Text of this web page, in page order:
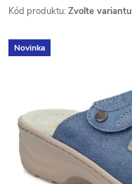
Kód produktu: Zvolte variantu
Novinka